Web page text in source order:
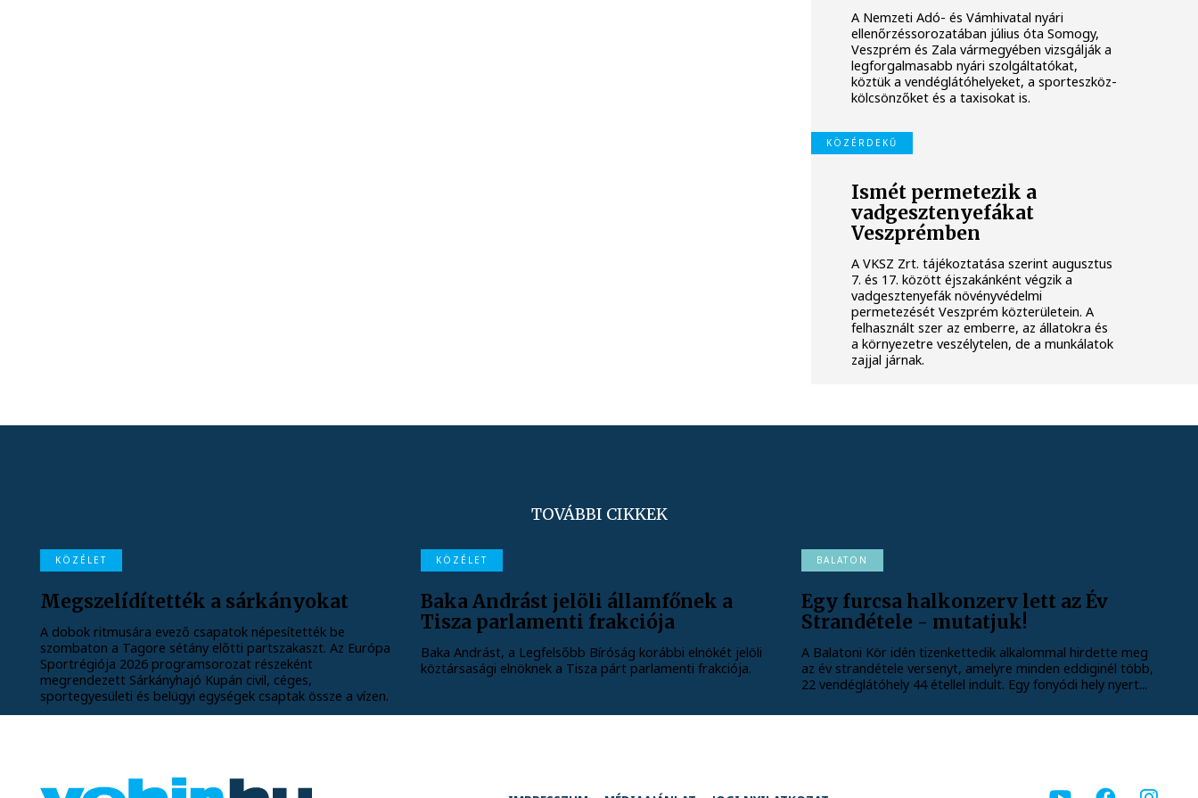
A Nemzeti Adó- és Vámhivatal nyári
ellenőrzéssorozatában július óta Somogy,
Veszprém és Zala vármegyében vizsgálják a
legforgalmasabb nyári szolgáltatókat,
köztük a vendéglátóhelyeket, a sporteszköz-
kölcsönzőket és a taxisokat is.
KÖZÉRDEKŰ
Ismét permetezik a
vadgesztenyefákat
Veszprémben
A VKSZ Zrt. tájékoztatása szerint augusztus
7. és 17. között éjszakánként végzik a
vadgesztenyefák növényvédelmi
permetezését Veszprém közterületein. A
felhasznált szer az emberre, az állatokra és
a környezetre veszélytelen, de a munkálatok
zajjal járnak.
TOVÁBBI CIKKEK
KÖZÉLET
Megszelídítették a sárkányokat
A dobok ritmusára evező csapatok népesítették be
szombaton a Tagore sétány előtti partszakaszt. Az Európa
Sportrégiója 2026 programsorozat részeként
megrendezett Sárkányhajó Kupán civil, céges,
sportegyesületi és belügyi egységek csaptak össze a vízen.
KÖZÉLET
Baka Andrást jelöli államfőnek a
Tisza parlamenti frakciója
Baka Andrást, a Legfelsőbb Bíróság korábbi elnökét jelöli
köztársasági elnöknek a Tisza párt parlamenti frakciója.
BALATON
Egy furcsa halkonzerv lett az Év
Strandétele - mutatjuk!
A Balatoni Kör idén tizenkettedik alkalommal hirdette meg
az év strandétele versenyt, amelyre minden eddiginél több,
22 vendéglátóhely 44 étellel indult. Egy fonyódi hely nyert...